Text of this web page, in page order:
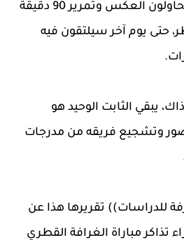
لاعبو شباب الأهلي سيحاولون العكس وتمرير 90 دقيقة
حتى يوم آخر سيلتقون فيه
يبقي الثابت الوحيد هو
وتشجيع فريقه من مدرجات
للدراسات)) تقريرها هذا عن
مباراة الغرافة القطري